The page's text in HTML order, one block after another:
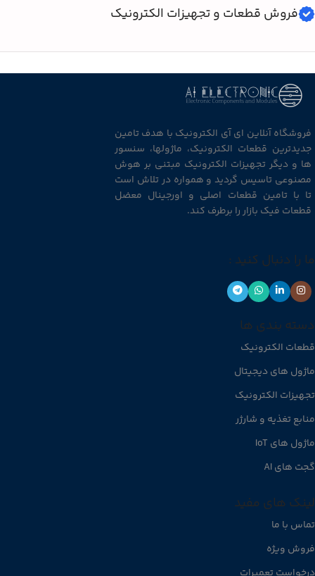
فروش قطعات و تجهیزات الکترونیک
فروشگاه آنلاین ای آی الکترونیک با هدف تامین
جدیدترین قطعات الکترونیک، ماژولها، سنسور
ها و دیگر تجهیزات الکترونیک مبتنی بر هوش
مصنوعی تاسیس گردید و همواره در تلاش است
تا با تامین قطعات اصلی و اورجینال معضل
قطعات فیک بازار را برطرف کند.
ما را دنبال کنید :
دسته بندی ها
قطعات الکترونیک
ماژول های دیجیتال
تجهیزات الکترونیک
منابع تغذیه و شارژر
ماژول های IoT
گجت های AI
لینک های مفید
تماس با ما
فروش ویژه